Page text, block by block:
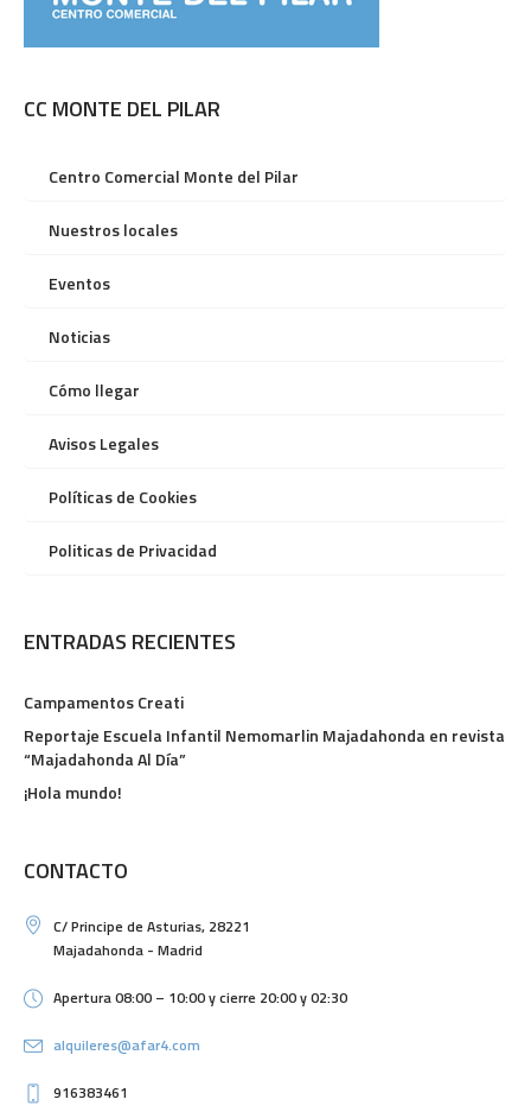
CC MONTE DEL PILAR
Centro Comercial Monte del Pilar
Nuestros locales
Eventos
Noticias
Cómo llegar
Avisos Legales
Políticas de Cookies
Politicas de Privacidad
ENTRADAS RECIENTES
Campamentos Creati
Reportaje Escuela Infantil Nemomarlin Majadahonda en revista
“Majadahonda Al Día”
¡Hola mundo!
CONTACTO
C/ Principe de Asturias, 28221
Majadahonda - Madrid
Apertura 08:00 – 10:00 y cierre 20:00 y 02:30
alquileres@afar4.com
916383461